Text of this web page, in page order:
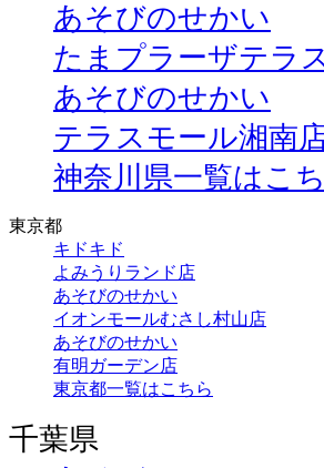
あそびのせかい
たまプラーザテラ
あそびのせかい
テラスモール湘南
神奈川県一覧はこ
東京都
キドキド
よみうりランド店
あそびのせかい
イオンモールむさし村山店
あそびのせかい
有明ガーデン店
東京都一覧はこちら
千葉県